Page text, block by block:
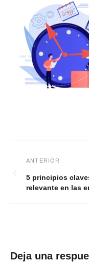
5 principios
relevante en las
Deja una